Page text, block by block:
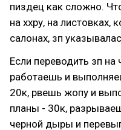
пиздец как сложно.
на ххру, на
салонах, зп
Если переводить зп на
работаешь и
20к, рвешь жопу и
планы - 30к,
черной дыры и